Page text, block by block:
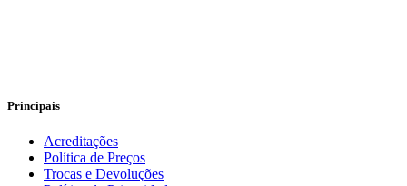
Principais
Acreditações
Política de Preços
Trocas e Devoluções